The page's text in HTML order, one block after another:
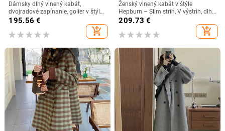
Dámsky dlhý vlnený kabát,
dvojradové zapínanie, golier v štýle
saka, raglánové rukávy, hrubá zmes
195.56 €
add_shopping_cart
Ženský vlnený kabát v štýle
Hepburn – Slim strih, V výstrih, dlhé
rukávy, zmes bavlny a vlny,
209.73 €
add_shopping_cart